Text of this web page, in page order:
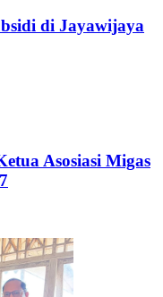
di Jayawijaya
Asosiasi Migas